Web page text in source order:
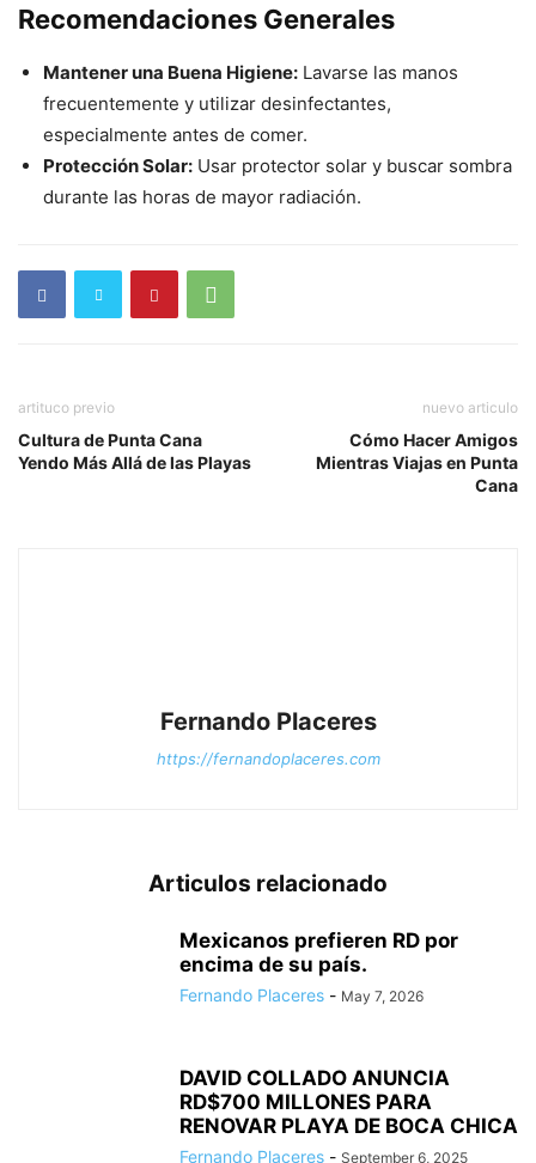
Recomendaciones Generales
Mantener una Buena Higiene: Lavarse las manos
frecuentemente y utilizar desinfectantes,
especialmente antes de comer.
Protección Solar: Usar protector solar y buscar sombra
durante las horas de mayor radiación.
artituco previo
Cultura de Punta Cana
Yendo Más Allá de las Playas
nuevo articulo
Cómo Hacer Amigos
Mientras Viajas en Punta
Cana
Fernando Placeres
https://fernandoplaceres.com
Articulos relacionado
Mexicanos prefieren RD por
encima de su país.
Fernando Placeres - May 7, 2026
DAVID COLLADO ANUNCIA
RD$700 MILLONES PARA
RENOVAR PLAYA DE BOCA CHICA
Fernando Placeres - September 6, 2025